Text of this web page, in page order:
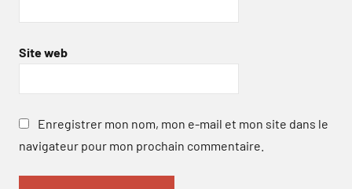
Site web
Enregistrer mon nom, mon e-mail et mon site dans le
navigateur pour mon prochain commentaire.